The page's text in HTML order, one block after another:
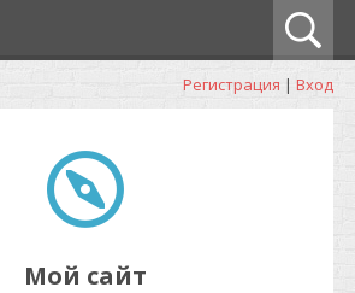
Регистрация | Вход
Мой сайт